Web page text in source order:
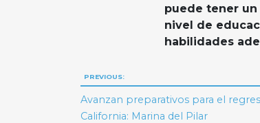
puede tener
nivel de
habilidades
Navegación
de
PREVIOUS:
Avanzan preparativos para el
California: Marina del Pilar